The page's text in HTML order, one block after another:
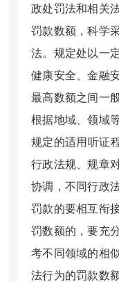
政处罚法和相关
罚款数额，科学
法。规定处以一
健康安全、金融
最高数额之间一
根据地域、领域
规定的适用听证
行政法规、规章
协调，不同行政
罚款的要相互衔
罚数额的，要充
考不同领域的相
法行为的罚款数